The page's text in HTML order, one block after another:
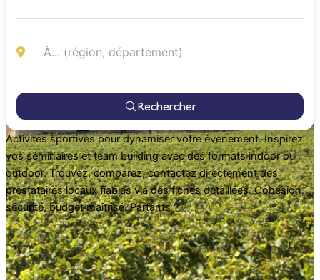
Rechercher
Activités sportives pour dynamiser votre événement. Inspirez
vos séminaires et team building avec des formats indoor ou
outdoor. Trouvez, comparez, contactez directement des
prestataires locaux fiables via des fiches détaillées. Cohésion,
sécurité, budget maîtrisé. Partants ?